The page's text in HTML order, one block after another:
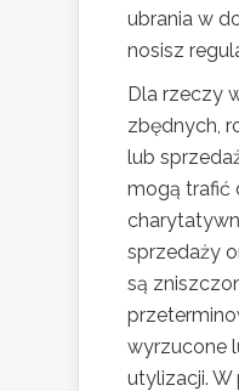
ubrania w
nosisz
Dla rzeczy
zbędnych,
lub
mogą trafić
sprzedaży
są
wyrzucone
utylizacji. W